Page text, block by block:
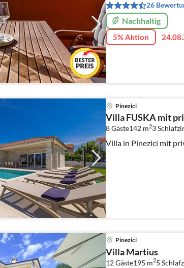
26
Nachhaltig
5% Aktion
Pinezici
Villa FUSKA mit
8 Gäste142 m23
Villa in Pinezici mit
Pinezici
Villa Martius
12 Gäste195 m25